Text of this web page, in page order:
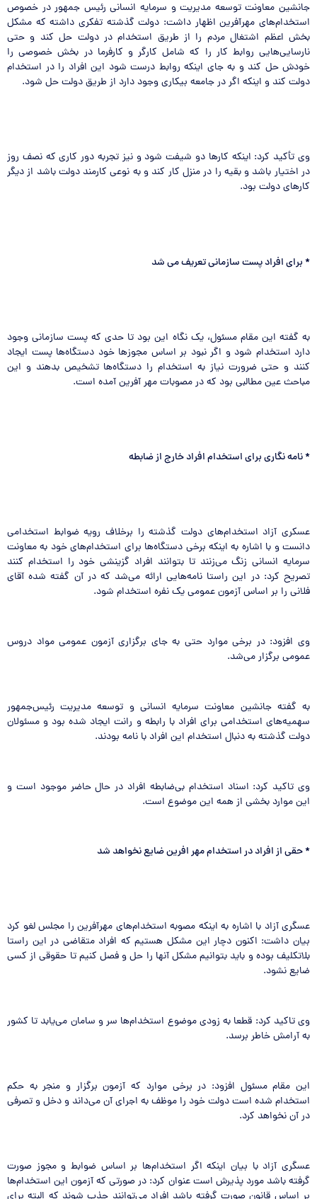
جانشین معاونت توسعه مدیریت و سرمایه انسانی رئیس جمهور در خصوص
استخدام‌های مهرآفرین اظهار داشت: دولت گذشته تفکری داشته که مشکل
بخش اعظم اشتغال مردم را از طریق استخدام در دولت حل کند و حتی
نارسایی‌هایی روابط کار را که شامل کارگر و کارفرما در بخش خصوصی را
خودش حل کند و به جای اینکه روابط درست شود این افراد را در استخدام
دولت کند و اینکه اگر در جامعه بیکاری وجود دارد از طریق دولت حل شود.
وی تأکید کرد: اینکه کارها دو شیفت شود و نیز تجربه دور کاری که نصف روز
در اختیار باشد و بقیه را در منزل کار کند و به نوعی کارمند دولت باشد از دیگر
کارهای دولت بود.
*برای افراد پست سازمانی تعریف می شد
به گفته این مقام مسئول، یک نگاه این بود تا حدی که پست سازمانی وجود
دارد استخدام شود و اگر نبود بر اساس مجوزها خود دستگاه‌ها پست ایجاد
کنند و حتی ضرورت نیاز به استخدام را دستگاه‌ها تشخیص بدهند و این
مباحث عین مطالبی بود که در مصوبات مهر آفرین آمده است.
*نامه نگاری برای استخدام افراد خارج از ضابطه
عسکری آزاد استخدام‌های دولت گذشته را برخلاف رویه ضوابط استخدامی
دانست و با اشاره به اینکه برخی دستگاه‌ها برای استخدام‌های خود به معاونت
سرمایه انسانی زنگ می‌زنند تا بتوانند افراد گزینشی خود را استخدام کنند
تصریح کرد: در این راستا نامه‌هایی ارائه می‌شد که در آن گفته شده آقای
فلانی را بر اساس آزمون عمومی یک نفره استخدام شود.
وی افزود: در برخی موارد حتی به جای برگزاری آزمون عمومی مواد دروس
عمومی برگزار می‌شد.
به گفته جانشین معاونت سرمایه انسانی و توسعه مدیریت رئیس‌جمهور
سهمیه‌های استخدامی برای افراد با رابطه و رانت ایجاد شده بود و مسئولان
دولت گذشته به دنبال استخدام این افراد با نامه بودند.
وی تاکید کرد: اسناد استخدام بی‌ضابطه افراد در حال حاضر موجود است و
این موارد بخشی از همه این موضوع است.
*حقی از افراد در استخدام مهر افرین ضایع نخواهد شد
عسگری آزاد با اشاره به اینکه مصوبه استخدام‌های مهرآفرین را مجلس لغو کرد
بیان داشت: اکنون دچار این مشکل هستیم که افراد متقاضی در این راستا
بلاتکلیف بوده و باید بتوانیم مشکل آنها را حل و فصل کنیم تا حقوقی از کسی
ضایع نشود.
وی تاکید کرد: قطعا به زودی موضوع استخدام‌ها سر و سامان می‌یابد تا کشور
به آرامش خاطر برسد.
این مقام مسئول افزود: در برخی موارد که آزمون برگزار و منجر به حکم
استخدام شده است دولت خود را موظف به اجرای آن می‌داند و دخل و تصرفی
در آن نخواهد کرد.
عسگری آزاد با بیان اینکه اگر استخدام‌ها بر اساس ضوابط و مجوز صورت
گرفته باشد مورد پذیرش است عنوان کرد: در صورتی که آزمون این استخدام‌ها